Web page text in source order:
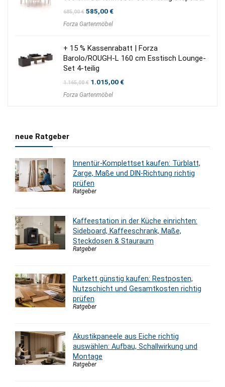
685,00€ Ursprünglicher
war:
585,00€Aktueller
Forza Gartenmöbel
+ 15 % Kassenrabatt | Forza
Barolo/ROUGH-L 160 cm Esstisch Lounge-
Set 4-teilig
1.165,00€ Ursprünglicher
war:
1.015,00€Aktueller
Forza Gartenmöbel
neue Ratgeber
Innentür-Komplettset kaufen: Türblatt,
Zarge, Maße und DIN-Richtung richtig
prüfen
Ratgeber
Kaffeestation in der Küche einrichten:
Sideboard, Kaffeeschrank, Maße,
Steckdosen & Stauraum
Ratgeber
Parkett günstig kaufen: Restposten,
Nutzschicht und Gesamtkosten richtig
prüfen
Ratgeber
Akustikpaneele aus Eiche richtig
auswählen: Aufbau, Schallwirkung und
Montage
Ratgeber